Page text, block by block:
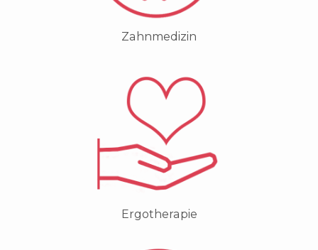
Zahnmedizin
Ergotherapie